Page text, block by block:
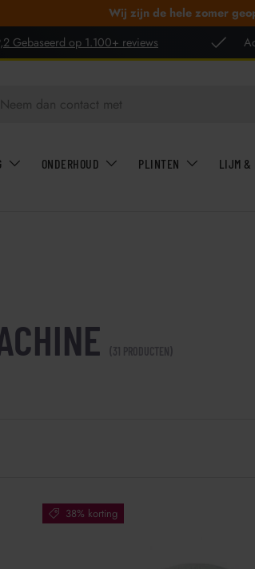
Wij zijn de hele zomer
Gebaseerd op 1.100+ reviews
ONDERHOUD PLINTEN LIJM &
(31 PRODUCTEN)
38% korting